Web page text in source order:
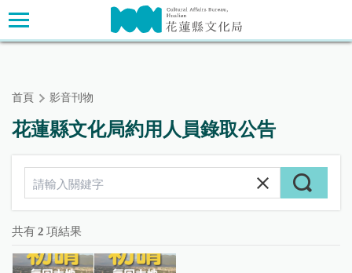
跳
到
主
主要內容區塊
首頁 影音刊物
花蓮縣文化局約用人員錄取公告
共有 2 項結果